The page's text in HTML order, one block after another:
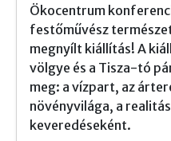
Ökocentrum
festőművész
megnyílt kiállítás! A
völgye és a Tisza-tó
meg: a vízpart, az
növényvilága, a
keveredéseként.